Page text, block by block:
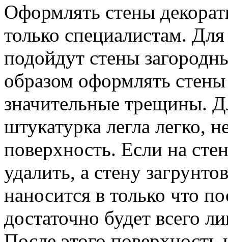
Оформлять стены
только специалистам.
подойдут стены
образом оформлять
значительные трещины.
штукатурка легла легко,
поверхность. Если на
удалить, а стену
наносится в только что
достаточно будет всего